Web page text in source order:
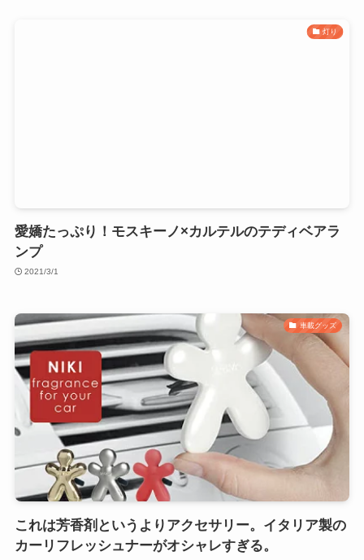
灯り
愛嬌たっぷり！モスキーノ×カルテルのテディベアラ
ンプ
2021/3/1
車載グッズ
これは芳香剤というよりアクセサリー。イタリア製の
カーリフレッシュナーがオシャレすぎる。